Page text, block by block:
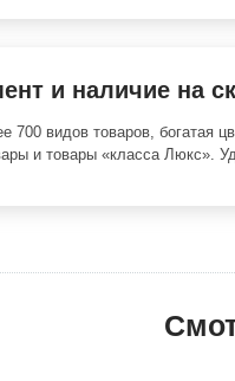
и наличие на
700 видов товаров, богатая
и товары «класса Люкс».